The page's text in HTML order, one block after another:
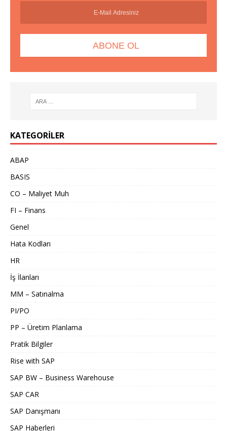
KATEGORILER
ABAP
BASIS
CO – Maliyet Muh
FI – Finans
Genel
Hata Kodları
HR
İş İlanları
MM – Satınalma
PI/PO
PP – Üretim Planlama
Pratik Bilgiler
Rise with SAP
SAP BW – Business Warehouse
SAP CAR
SAP Danışmanı
SAP Haberleri